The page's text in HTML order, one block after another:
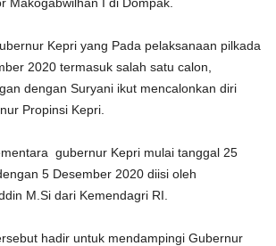
Kepri yang Pada pelaksanaan pilkada
2020 termasuk salah satu calon,
dengan Suryani ikut mencalonkan diri
Propinsi Kepri.
gubernur Kepri mulai tanggal 25
5 Desember 2020 diisi oleh
M.Si dari Kemendagri RI.
hadir untuk mendampingi Gubernur